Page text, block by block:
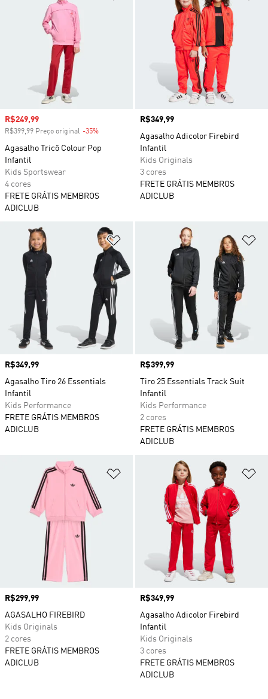
Preço com desconto
R$249,99
R$399,99 Preço original -35%
Agasalho Tricô Colour Pop
Infantil
Kids Sportswear
4 cores
FRETE GRÁTIS MEMBROS
ADICLUB
Preço
R$349,99
Agasalho Adicolor Firebird
Infantil
Kids Originals
3 cores
FRETE GRÁTIS MEMBROS
ADICLUB
Adicionar à Lista de Desejos
Preço
R$349,99
Agasalho Tiro 26 Essentials
Infantil
Kids Performance
FRETE GRÁTIS MEMBROS
ADICLUB
Preço
R$399,99
Tiro 25 Essentials Track Suit
Infantil
Kids Performance
2 cores
FRETE GRÁTIS MEMBROS
ADICLUB
Adicionar à Lista de Desejos
Preço
R$299,99
AGASALHO FIREBIRD
Kids Originals
2 cores
FRETE GRÁTIS MEMBROS
ADICLUB
Preço
R$349,99
Agasalho Adicolor Firebird
Infantil
Kids Originals
3 cores
FRETE GRÁTIS MEMBROS
ADICLUB